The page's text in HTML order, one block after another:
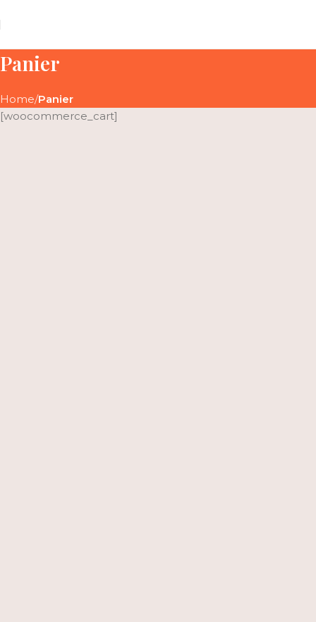
Panier
Home Panier
[woocommerce_cart]